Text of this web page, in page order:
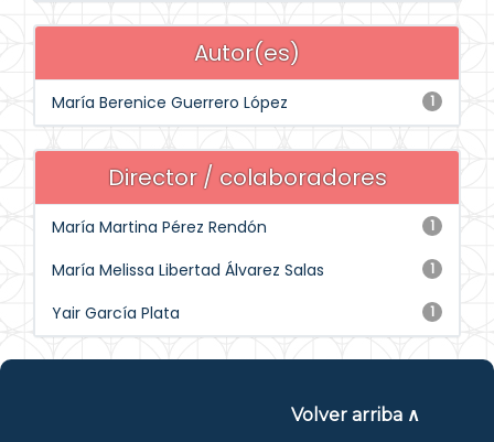
Autor(es)
1
María Berenice Guerrero López
Director / colaboradores
1
María Martina Pérez Rendón
1
María Melissa Libertad Álvarez Salas
1
Yair García Plata
Volver arriba ∧